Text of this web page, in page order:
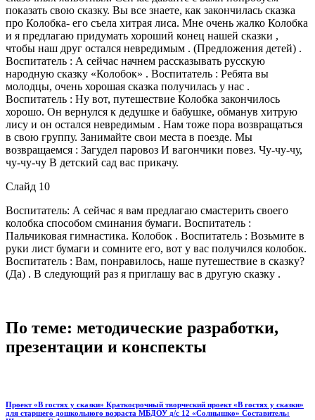
показать свою сказку. Вы все знаете, как закончилась сказка
про Колобка- его съела хитрая лиса. Мне очень жалко Колобка
и я предлагаю придумать хороший конец нашей сказки ,
чтобы наш друг остался невредимым . (Предложения детей) .
Воспитатель : А сейчас начнем рассказывать русскую
народную сказку «Колобок» . Воспитатель : Ребята вы
молодцы, очень хорошая сказка получилась у нас .
Воспитатель : Ну вот, путешествие Колобка закончилось
хорошо. Он вернулся к дедушке и бабушке, обманув хитрую
лису и он остался невредимым . Нам тоже пора возвращаться
в свою группу. Занимайте свои места в поезде. Мы
возвращаемся : Загудел паровоз И вагончики повез. Чу-чу-чу,
чу-чу-чу В детский сад вас прикачу.
Слайд 10
Воспитатель: А сейчас я вам предлагаю смастерить своего
колобка способом сминания бумаги. Воспитатель :
Пальчиковая гимнастика. Колобок . Воспитатель : Возьмите в
руки лист бумаги и сомните его, вот у вас получился колобок.
Воспитатель : Вам, понравилось, наше путешествие в сказку?
(Да) . В следующий раз я приглашу вас в другую сказку .
По теме: методические разработки,
презентации и конспекты
Проект «В гостях у сказки» Краткосрочный творческий проект «В гостях у сказки»
для старшего дошкольного возраста МБДОУ д/с 12 «Солнышко» Составитель: